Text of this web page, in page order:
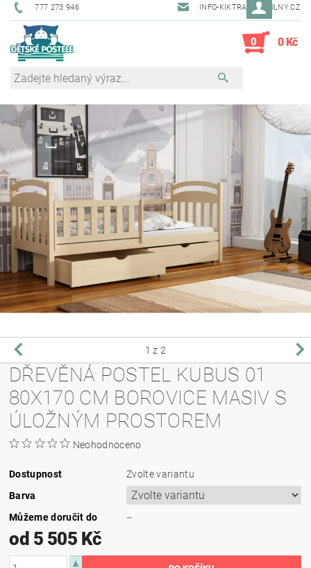
777 273 946 INFO-KIKTRADE@VOLNY.CZ
0 0 Kč
1 z 2
DŘEVĚNÁ POSTEL KUBUS 01
80X170 CM BOROVICE MASIV S
ÚLOŽNÝM PROSTOREM
Neohodnoceno
Dostupnost
Zvolte variantu
Barva
Můžeme doručit do
–
od 5 505 Kč